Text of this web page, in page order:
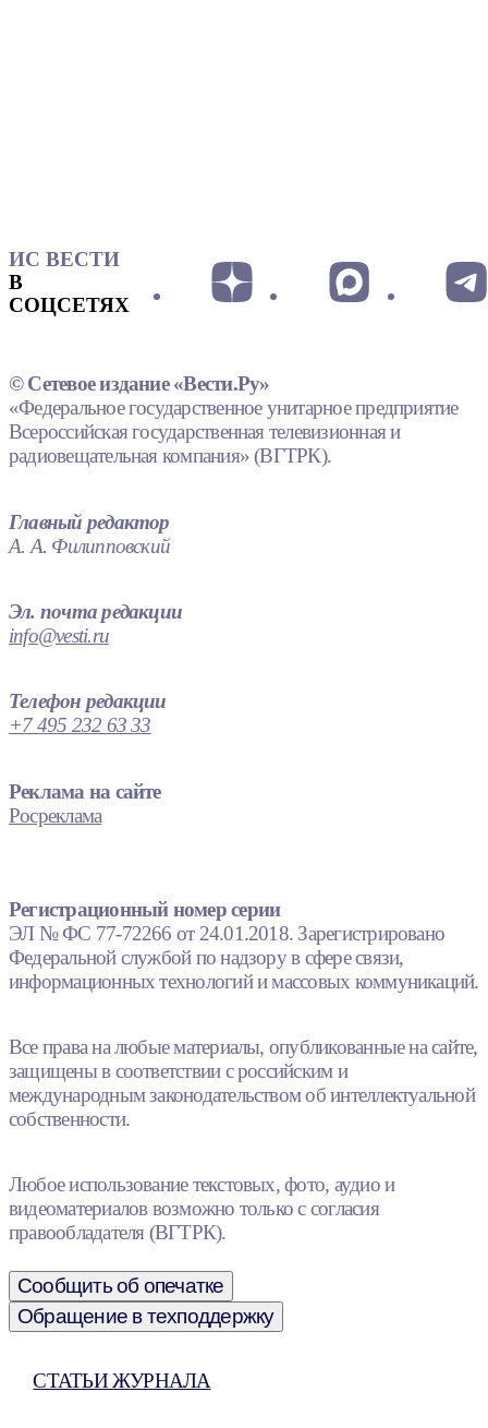
ИС ВЕСТИ
В
СОЦСЕТЯХ
© Сетевое издание «Вести.Ру»
«Федеральное государственное унитарное предприятие
Всероссийская государственная телевизионная и
радиовещательная компания» (ВГТРК).
Главный редактор
А. А. Филипповский
Эл. почта редакции
info@vesti.ru
Телефон редакции
+7 495 232 63 33
Реклама на сайте
Росреклама
Регистрационный номер серии
ЭЛ № ФС 77-72266 от 24.01.2018. Зарегистрировано
Федеральной службой по надзору в сфере связи,
информационных технологий и массовых коммуникаций.
Все права на любые материалы, опубликованные на сайте,
защищены в соответствии с российским и
международным законодательством об интеллектуальной
собственности.
Любое использование текстовых, фото, аудио и
видеоматериалов возможно только с согласия
правообладателя (ВГТРК).
Сообщить об опечатке
Обращение в техподдержку
СТАТЬИ ЖУРНАЛА